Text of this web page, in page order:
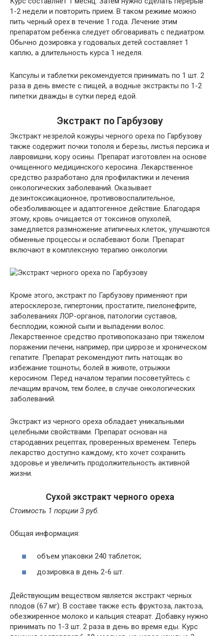
1-2 недели и повторить прием. В таком режиме можно
пить черный орех в течение 1 года. Лечение этим
препаратом ребенка следует обговаривать с педиатром.
Обычно дозировка у годовалых детей составляет 1
каплю, а длительность курса 1 неделя.
Капсулы и таблетки рекомендуется принимать по 1 шт. 2
раза в день вместе с пищей, а водные экстракты по 1-2
пипетки дважды в сутки перед едой.
Экстракт по Гарбузову
Экстракт незрелой кожуры черного ореха по Гарбузову
также содержит почки тополя и березы, листья персика и
лавровишни, кору осины. Препарат изготовлен на основе
очищенного медицинского керосина. Лекарственное
средство разработано для профилактики и лечения
онкологических заболеваний. Оказывает
дезинтоксикационное, противовоспалительное,
обезболивающее и адаптогенное действие. Благодаря
этому, кровь очищается от токсинов опухолей,
замедляется размножение атипичных клеток, улучшаются
обменные процессы и ослабевают боли. Препарат
включают в комплексную терапию онкологии.
Кроме этого, экстракт по Гарбузову применяют при
атеросклерозе, гипертонии, простатите, пиелонефрите,
заболеваниях ЛОР-органов, патологии суставов,
бесплодии, кожной сыпи и выпадении волос.
Лекарственное средство противопоказано при тяжелом
поражении печени, например, при циррозе и хроническом
гепатите. Препарат рекомендуют пить натощак во
избежание тошноты, болей в животе, отрыжки
керосином. Перед началом терапии посоветуйтесь с
лечащим врачом, тем более, в случае онкологических
заболеваний.
Экстракт из черного ореха обладает уникальными
целебными свойствами. Препарат основан на
стародавних рецептах, проверенных временем. Теперь
лекарство доступно каждому, кто хочет сохранить
здоровье и увеличить продолжительность активной
жизни.
Сухой экстракт черного ореха
Стоимость 1 порции 3 руб.
Общая информация:
объем упаковки 240 таблеток;
дозировка в день 2-6 шт.
Действующим веществом является экстракт черных
плодов (67 мг). В составе также есть фруктоза, лактоза,
обезжиренное молоко и кальция стеарат. Добавку нужно
принимать по 1-3 шт. 2 раза в день во время еды. Курс